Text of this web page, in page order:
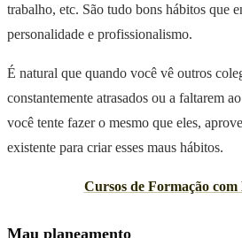
trabalho, etc. São tudo bons hábitos que
personalidade e profissionalismo.
É natural que quando você vê outros
constantemente atrasados ou a faltarem
você tente fazer o mesmo que eles,
existente para criar esses maus hábitos.
Cursos de Formação
Mau planeamento